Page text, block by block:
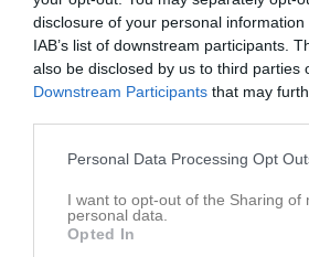
disclosure of your personal
IAB’s list of downstream participants.
also be disclosed by us to third parties
Downstream Participants that may
Personal Data Processing Opt
I want to opt-out of the Sharing of
personal data.
Opted In
Senast uppladdade video
Ingen video uppladdad
Logga in och ladda upp ert första klipp